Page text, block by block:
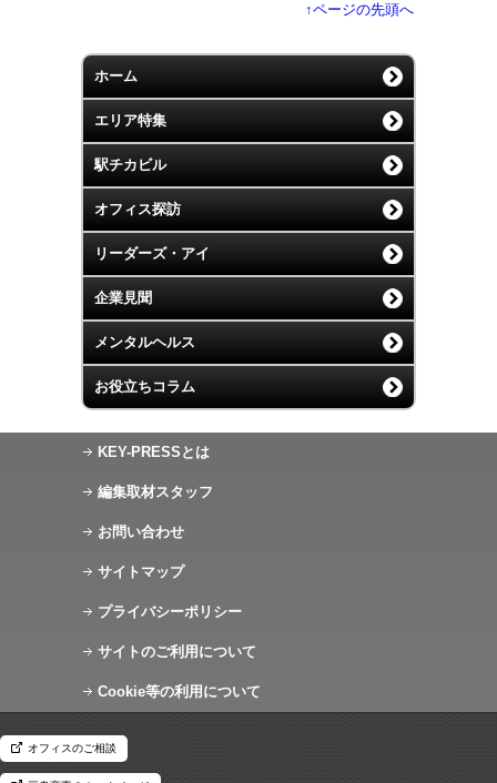
↑ページの先頭へ
ホーム
エリア特集
駅チカビル
オフィス探訪
リーダーズ・アイ
企業見聞
メンタルヘルス
お役立ちコラム
KEY-PRESSとは
編集取材スタッフ
お問い合わせ
サイトマップ
プライバシーポリシー
サイトのご利用について
Cookie等の利用について
オフィスのご相談